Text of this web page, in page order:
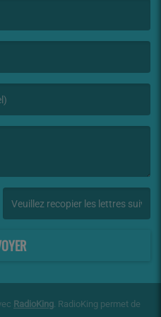
RadioKing. RadioKing permet de